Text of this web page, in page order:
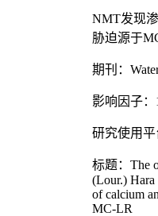
NMT发现
胁迫源于
期刊：
影响因子：
研究使用
标题：The
(Lour.) Hara
of calcium
MC-LR